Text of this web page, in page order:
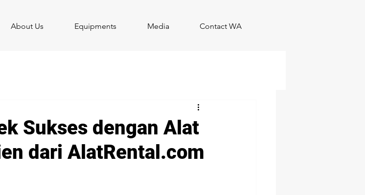
About Us Equipments Media Contact WA
Sukses dengan Alat
dari AlatRental.com